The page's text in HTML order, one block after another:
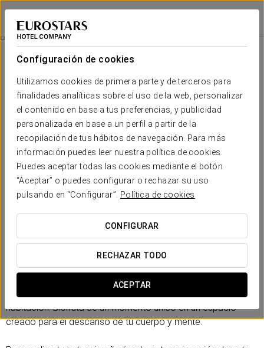
Configuración de cookies
Utilizamos cookies de primera parte y de terceros para
finalidades analíticas sobre el uso de la web, personalizar
el contenido en base a tus preferencias, y publicidad
personalizada en base a un perfil a partir de la
recopilación de tus hábitos de navegación. Para más
información puedes leer nuestra política de cookies.
Puedes aceptar todas las cookies mediante el botón
“Aceptar” o puedes configurar o rechazar su uso
pulsando en “Configurar”.
Política de cookies
CONFIGURAR
RECHAZAR TODO
ACEPTAR
Eurostars Pórtico Alicante
ALICANTE
Masaje Reflexología 30 Minutos
60 €
Masaje reflexología 30 minutos
Una experiencia única para salir totalmente renovado. Es el
momento de dedicarte tiempo.
Benefíciate de un exclusivo tratamiento de 30 minutos que
elimina toxinas. aumenta la relajación. alivia
tensiones. Alcanzarás el máximo bienestar sin salir de la
habitación. Disfruta de un momento único en un espacio
creado para el descanso de tu cuerpo y mente.